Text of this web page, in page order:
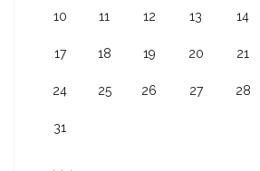
10 11 12 13 14
17 18 19 20 21
24 25 26 27 28
31